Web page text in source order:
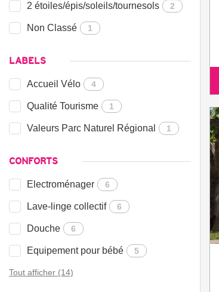
2 étoiles/épis/soleils/tournesols 2
Non Classé 1
LABELS
Accueil Vélo 4
Qualité Tourisme 1
Valeurs Parc Naturel Régional 1
CONFORTS
Electroménager 6
Lave-linge collectif 6
Douche 6
Equipement pour bébé 5
Tout afficher (14)